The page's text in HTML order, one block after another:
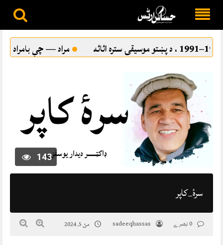
to
content
مراد — چې بامراد نه شو ترقي پسند ادب
143
سرۀ_کاپر
sadeeqhassas مئ 5, 2024